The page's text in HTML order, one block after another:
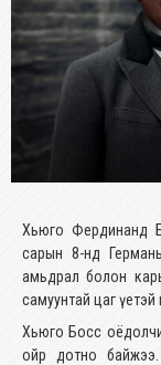
Хьюго Фердинанд
сарын 8-нд
амьдрал болон
самуунтай цаг
​Хьюго Босс оёдолчин
ойр дотно